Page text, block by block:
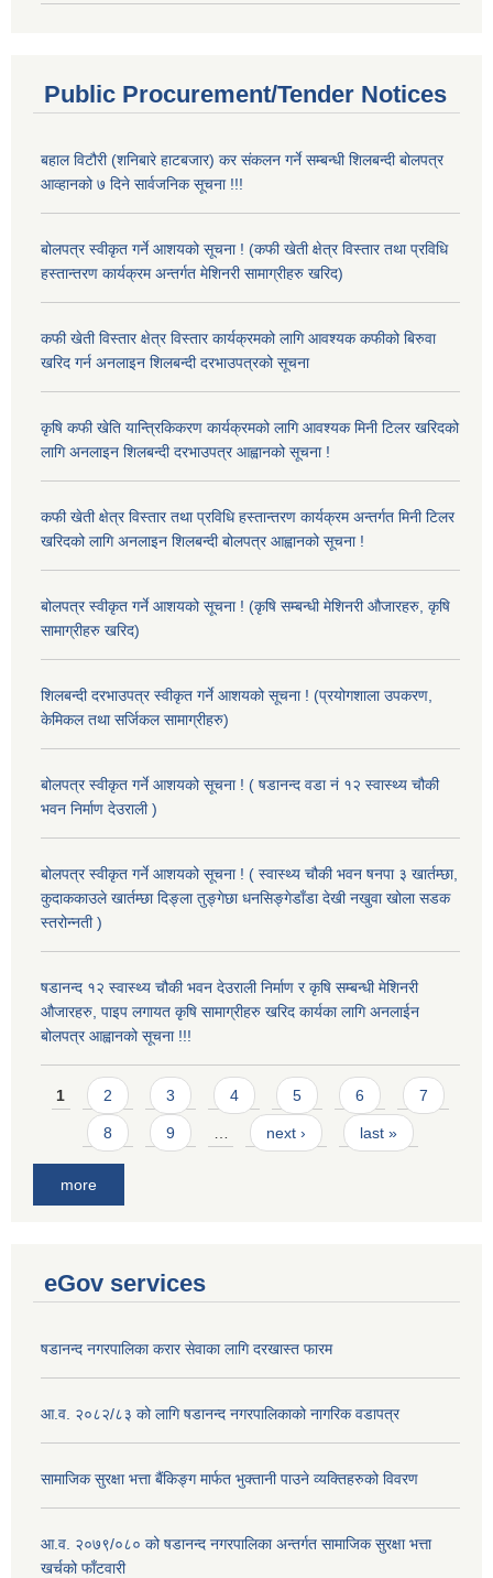
Public Procurement/Tender Notices
बहाल विटौरी (शनिबारे हाटबजार) कर संकलन गर्ने सम्बन्धी शिलबन्दी बोलपत्र
आव्हानको ७ दिने सार्वजनिक सूचना !!!
बोलपत्र स्वीकृत गर्ने आशयको सूचना ! (कफी खेती क्षेत्र विस्तार तथा प्रविधि
हस्तान्तरण कार्यक्रम अन्तर्गत मेशिनरी सामाग्रीहरु खरिद)
कफी खेती विस्तार क्षेत्र विस्तार कार्यक्रमको लागि आवश्यक कफीको बिरुवा
खरिद गर्न अनलाइन शिलबन्दी दरभाउपत्रको सूचना
कृषि कफी खेति यान्त्रिकिकरण कार्यक्रमको लागि आवश्यक मिनी टिलर खरिदको
लागि अनलाइन शिलबन्दी दरभाउपत्र आह्वानको सूचना !
कफी खेती क्षेत्र विस्तार तथा प्रविधि हस्तान्तरण कार्यक्रम अन्तर्गत मिनी टिलर
खरिदको लागि अनलाइन शिलबन्दी बोलपत्र आह्वानको सूचना !
बोलपत्र स्वीकृत गर्ने आशयको सूचना ! (कृषि सम्बन्धी मेशिनरी औजारहरु, कृषि
सामाग्रीहरु खरिद)
शिलबन्दी दरभाउपत्र स्वीकृत गर्ने आशयको सूचना ! (प्रयोगशाला उपकरण,
केमिकल तथा सर्जिकल सामाग्रीहरु)
बोलपत्र स्वीकृत गर्ने आशयको सूचना ! ( षडानन्द वडा नं १२ स्वास्थ्य चौकी
भवन निर्माण देउराली )
बोलपत्र स्वीकृत गर्ने आशयको सूचना ! ( स्वास्थ्य चौकी भवन षनपा ३ खार्तम्छा,
कुदाककाउले खार्तम्छा दिङ्ला तुङ्गेछा धनसिङ्गेडाँडा देखी नखुवा खोला सडक
स्तरोन्नती )
षडानन्द १२ स्वास्थ्य चौकी भवन देउराली निर्माण र कृषि सम्बन्धी मेशिनरी
औजारहरु, पाइप लगायत कृषि सामाग्रीहरु खरिद कार्यका लागि अनलाईन
बोलपत्र आह्वानको सूचना !!!
Pages
1 2 3 4 5 6 7
8 9 … next › last »
more
eGov services
षडानन्द नगरपालिका करार सेवाका लागि दरखास्त फारम
आ.व. २०८२/८३ को लागि षडानन्द नगरपालिकाको नागरिक वडापत्र
सामाजिक सुरक्षा भत्ता बैंकिङ्ग मार्फत भुक्तानी पाउने व्यक्तिहरुको विवरण
आ.व. २०७९/०८० को षडानन्द नगरपालिका अन्तर्गत सामाजिक सुरक्षा भत्ता
खर्चको फाँटवारी